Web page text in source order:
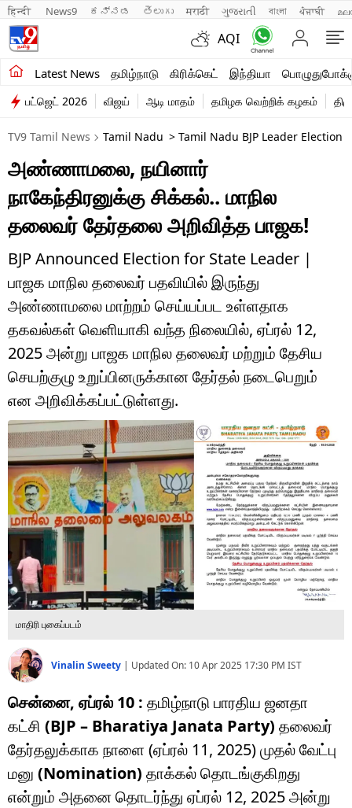
हिन्दी News9 ಕನ್ನಡ తెలుగు मराठी ગુજરાતી বাংলা ਪੰਜਾਬੀ
AQI
Latest News தமிழ்நாடு கிரிக்கெட் இந்தியா
சமீபத்திய செய்திகள்
தமிழ்நாடு
இந்தியா
உலகம்
விளையாட்டு
பொழுதுபோக்கு
லைஃப்ஸ்டைல்
வணிகம்
டெக்னாலஜி
ஆன்மீகம்
வைரல்
ஹெஃல்த்
ஷார்ட் வீடியோஸ்
வலை கதைகள்
போட்டோ கேலரி
பட்ஜெட் 2026 விஜய் ஆடி மாதம் தமிழக வெற்றிக் கழகம்
TV9 Tamil News Tamil Nadu > Tamil Nadu BJP Leader Election
அண்ணாமலை, நயினார்
நாகேந்திரனுக்கு சிக்கல்.. மாநில
தலைவர் தேர்தலை அறிவித்த பாஜக!
BJP Announced Election for State Leader |
பாஜக மாநில தலைவர் பதவியில் இருந்து
அண்ணாமலை மாற்றம் செய்யப்பட உள்ளதாக
தகவல்கள் வெளியாகி வந்த நிலையில், ஏப்ரல் 12,
2025 அன்று பாஜக மாநில தலைவர் மற்றும் தேசிய
செயற்குழு உறுப்பினருக்கான தேர்தல் நடைபெறும்
என அறிவிக்கப்பட்டுள்ளது.
மாதிரி புகைப்படம்
Vinalin Sweety | Updated On: 10 Apr 2025 17:30 PM IST
சென்னை, ஏப்ரல் 10 : தமிழ்நாடு பாரதிய ஜனதா
கட்சி (BJP – Bharatiya Janata Party) தலைவர்
தேர்தலுக்காக நாளை (ஏப்ரல் 11, 2025) முதல் வேட்பு
மனு (Nomination) தாக்கல் தொடங்குகிறது
என்றும் அதனை தொடர்ந்து ஏப்ரல் 12, 2025 அன்று